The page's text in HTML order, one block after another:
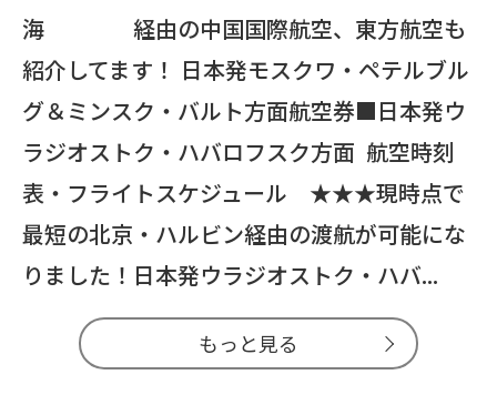
海 経由の中国国際航空、東方航空も
紹介してます！ 日本発モスクワ・ペテルブル
グ＆ミンスク・バルト方面航空券■日本発ウ
ラジオストク・ハバロフスク方面 航空時刻
表・フライトスケジュール ★★★現時点で
最短の北京・ハルビン経由の渡航が可能にな
りました！日本発ウラジオストク・ハバ...
もっと見る